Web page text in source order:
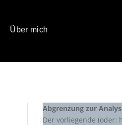
Über mich
Abgrenzung zur
Der vorliegende (oder: